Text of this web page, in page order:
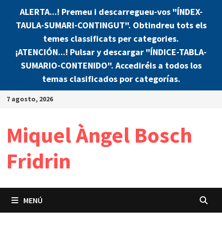
ALERTA...! Premeu i descarregueu-vos "ÍNDEX-
TAULA-SUMARI-CONTINGUT". Obtindreu tots els
temes classificats per categories.
¡ATENCIÓN...! Pulsar y descargar "ÍNDICE-TABLA-
SUMARIO-CONTENIDO". Accediréis a todos los
temas clasificados por categorías.
Saltar
7 agosto, 2026
Miquel Àngel Bosch
Fridrin
MENÚ